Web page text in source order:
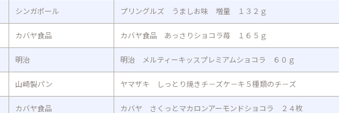
シンガポール プリングルズ うましお味 増量 １３２ｇ
カバヤ食品 カバヤ食品 あっさりショコラ苺 １６５ｇ
明治 明治 メルティーキッスプレミアムショコラ ６０ｇ
山崎製パン ヤマザキ しっとり焼きチ－ズケ－キ５種類のチ－ズ
カバヤ食品 カバヤ さくっとマカロンアーモンドショコラ ２４枚